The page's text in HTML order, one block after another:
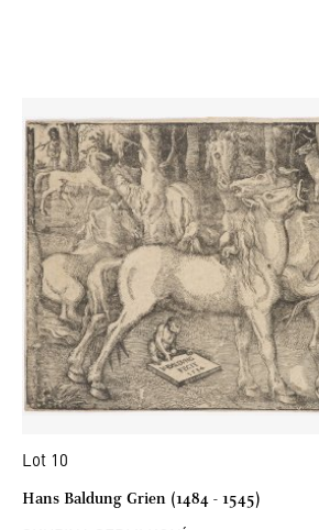
Lot 10
Hans Baldung Grien (1484 - 1545)